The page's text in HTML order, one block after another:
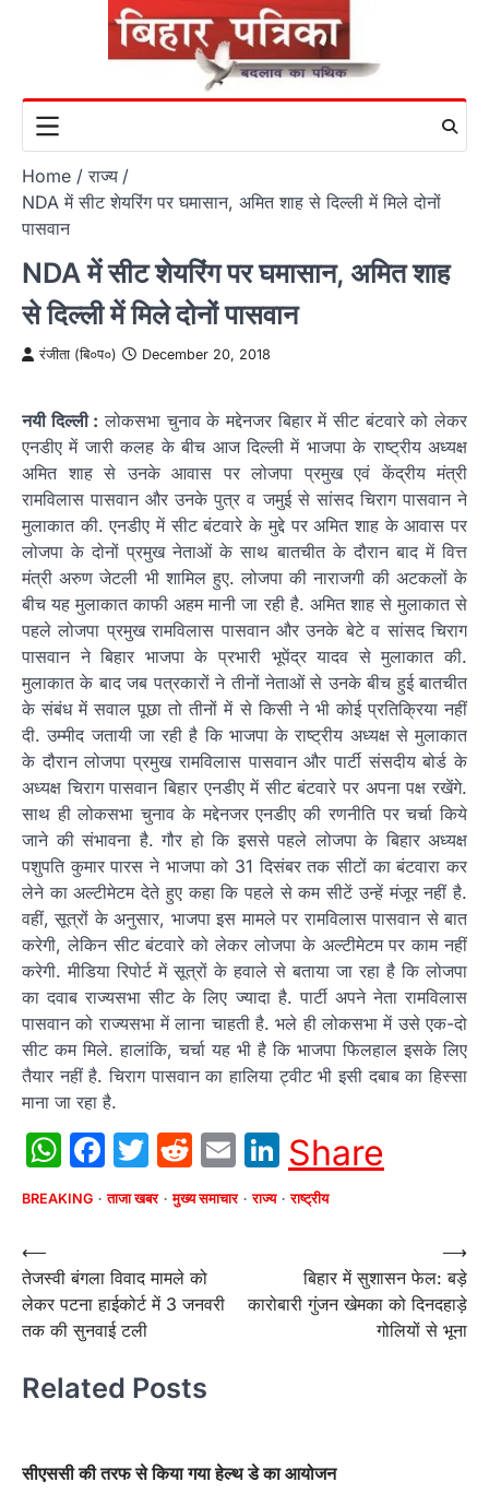
Home
राज्य
NDA में सीट शेयरिंग पर घमासान, अमित शाह से दिल्ली में मिले दोनों
पासवान
NDA में सीट शेयरिंग पर घमासान, अमित शाह
से दिल्ली में मिले दोनों पासवान
रंजीता (बि०प०) December 20, 2018
नयी दिल्ली : लोकसभा चुनाव के मद्देनजर बिहार में सीट बंटवारे को लेकर
एनडीए में जारी कलह के बीच आज दिल्ली में भाजपा के राष्ट्रीय अध्यक्ष
अमित शाह से उनके आवास पर लोजपा प्रमुख एवं केंद्रीय मंत्री
रामविलास पासवान और उनके पुत्र व जमुई से सांसद चिराग पासवान ने
मुलाकात की. एनडीए में सीट बंटवारे के मुद्दे पर अमित शाह के आवास पर
लोजपा के दोनों प्रमुख नेताओं के साथ बातचीत के दौरान बाद में वित्त
मंत्री अरुण जेटली भी शामिल हुए. लोजपा की नाराजगी की अटकलों के
बीच यह मुलाकात काफी अहम मानी जा रही है. अमित शाह से मुलाकात से
पहले लोजपा प्रमुख रामविलास पासवान और उनके बेटे व सांसद चिराग
पासवान ने बिहार भाजपा के प्रभारी भूपेंद्र यादव से मुलाकात की.
मुलाकात के बाद जब पत्रकारों ने तीनों नेताओं से उनके बीच हुई बातचीत
के संबंध में सवाल पूछा तो तीनों में से किसी ने भी कोई प्रतिक्रिया नहीं
दी. उम्मीद जतायी जा रही है कि भाजपा के राष्ट्रीय अध्यक्ष से मुलाकात
के दौरान लोजपा प्रमुख रामविलास पासवान और पार्टी संसदीय बोर्ड के
अध्यक्ष चिराग पासवान बिहार एनडीए में सीट बंटवारे पर अपना पक्ष रखेंगे.
साथ ही लोकसभा चुनाव के मद्देनजर एनडीए की रणनीति पर चर्चा किये
जाने की संभावना है. गौर हो कि इससे पहले लोजपा के बिहार अध्यक्ष
पशुपति कुमार पारस ने भाजपा को 31 दिसंबर तक सीटों का बंटवारा कर
लेने का अल्टीमेटम देते हुए कहा कि पहले से कम सीटें उन्हें मंजूर नहीं है.
वहीं, सूत्रों के अनुसार, भाजपा इस मामले पर रामविलास पासवान से बात
करेगी, लेकिन सीट बंटवारे को लेकर लोजपा के अल्टीमेटम पर काम नहीं
करेगी. मीडिया रिपोर्ट में सूत्रों के हवाले से बताया जा रहा है कि लोजपा
का दवाब राज्यसभा सीट के लिए ज्यादा है. पार्टी अपने नेता रामविलास
पासवान को राज्यसभा में लाना चाहती है. भले ही लोकसभा में उसे एक-दो
सीट कम मिले. हालांकि, चर्चा यह भी है कि भाजपा फिलहाल इसके लिए
तैयार नहीं है. चिराग पासवान का हालिया ट्वीट भी इसी दबाब का हिस्सा
माना जा रहा है.
WhatsApp
Facebook
Twitter
Reddit
EmailLinkedIn
Share
BREAKING ताजा खबर मुख्य समाचार राज्य राष्ट्रीय
Post
navigation
⟵
तेजस्वी बंगला विवाद मामले को
लेकर पटना हाईकोर्ट में 3 जनवरी
तक की सुनवाई टली
बिहार में सुशासन फेल: बड़े
कारोबारी गुंजन खेमका को दिनदहाड़े
गोलियों से भूना
⟶
Related Posts
सीएससी की तरफ से किया गया हेल्थ डे का आयोजन